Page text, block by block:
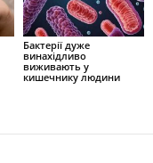
Бактерії дуже
винахідливо
виживають у
кишечнику людини